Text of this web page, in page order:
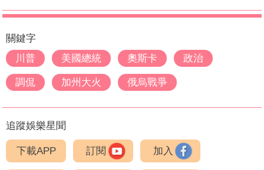
關鍵字
川普
美國總統 奧斯卡 政治
調侃 加州大火 俄烏戰爭
追蹤娛樂星聞
下載APP 訂閱 加入